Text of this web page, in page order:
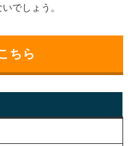
でしょう。
ちら